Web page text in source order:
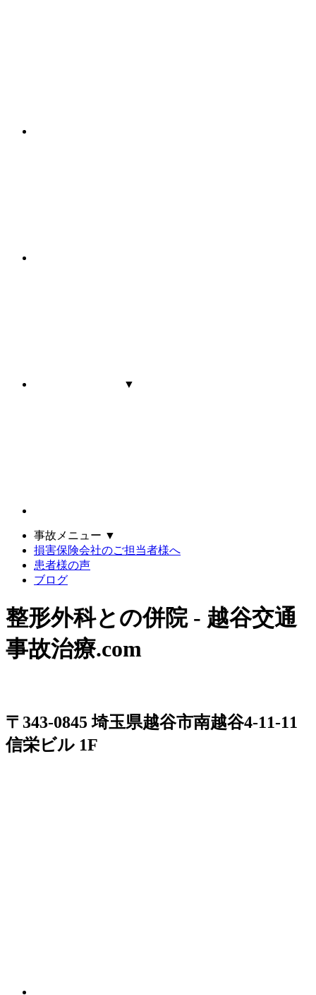
▼
事故メニュー ▼
損害保険会社のご担当者様へ
患者様の声
ブログ
整形外科との併院 - 越谷交通
事故治療.com
〒343-0845 埼玉県越谷市南越谷4-11-11
信栄ビル 1F